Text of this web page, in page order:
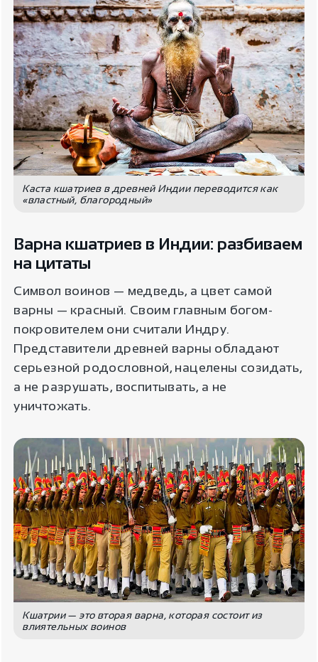
Каста кшатриев в древней Индии переводится как
«властный, благородный»
Варна кшатриев в Индии: разбиваем
на цитаты
Символ воинов — медведь, а цвет самой
варны — красный. Своим главным богом-
покровителем они считали Индру.
Представители древней варны обладают
серьезной родословной, нацелены созидать,
а не разрушать, воспитывать, а не
уничтожать.
Кшатрии — это вторая варна, которая состоит из
влиятельных воинов